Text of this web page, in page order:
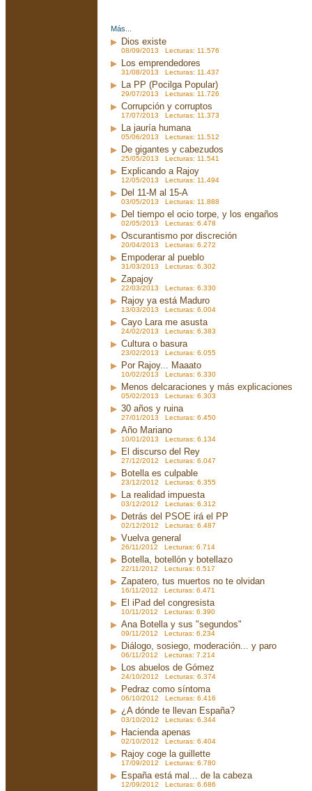
Más...
Dios existe
08/09/2013 Lecturas: 11.576
Los emprendedores
31/08/2013 Lecturas: 11.437
La PP (Pocilga Popular)
29/07/2013 Lecturas: 11.726
Corrupción y corruptos
17/07/2013 Lecturas: 11.373
La jauría humana
05/06/2013 Lecturas: 11.512
De gigantes y cabezudos
25/05/2013 Lecturas: 11.541
Explicando a Rajoy
12/05/2013 Lecturas: 11.494
Del 11-M al 15-A
03/05/2013 Lecturas: 11.888
Del tiempo el ocio torpe, y los engaños
02/05/2013 Lecturas: 6.478
Oscurantismo por discreción
20/04/2013 Lecturas: 6.272
Empoderar al pueblo
31/03/2013 Lecturas: 6.302
Zapajoy
22/03/2013 Lecturas: 6.330
Rajoy ya está Maduro
13/03/2013 Lecturas: 6.004
Cayo Lara me asusta
24/02/2013 Lecturas: 6.383
Cultura o basura
23/02/2013 Lecturas: 6.055
Por Rajoy... Maaato
10/02/2013 Lecturas: 6.330
Menos delcaraciones y más explicaciones
05/02/2013 Lecturas: 6.303
30 años y ruina
27/01/2013 Lecturas: 6.450
Año Mariano
10/01/2013 Lecturas: 6.134
El discurso del Rey
27/12/2012 Lecturas: 6.047
Botella es culpable
23/12/2012 Lecturas: 6.355
La realidad impuesta
03/12/2012 Lecturas: 6.312
Detrás del PSOE irá el PP
02/12/2012 Lecturas: 6.487
Vuelva general
26/11/2012 Lecturas: 6.714
Botella, botellón y botellazo
22/11/2012 Lecturas: 6.517
Zapatero, tus muertos no te olvidan
16/11/2012 Lecturas: 6.471
El iPad del congresista
10/11/2012 Lecturas: 6.390
Ana Botella y sus "segundos"
09/11/2012 Lecturas: 6.234
Diálogo, sosiego, moderación... y paro
06/11/2012 Lecturas: 7.214
Los abuelos de Gómez
24/10/2012 Lecturas: 6.374
Pedraz como síntoma
06/10/2012 Lecturas: 6.416
¿A dónde te llevan España?
03/10/2012 Lecturas: 6.344
Hacienda apenas
02/10/2012 Lecturas: 6.404
Rajoy coge la guillette
17/09/2012 Lecturas: 6.780
España está mal... de la cabeza
12/09/2012 Lecturas: 6.686